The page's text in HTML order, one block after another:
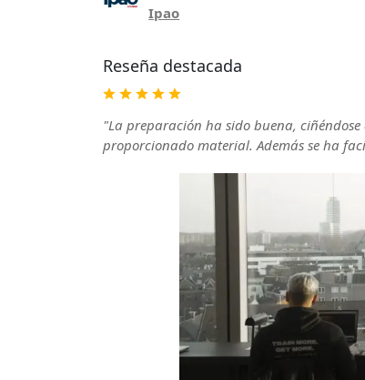
Ipao
Reseña destacada
"La preparación ha sido buena,
proporcionado material. Además se ha